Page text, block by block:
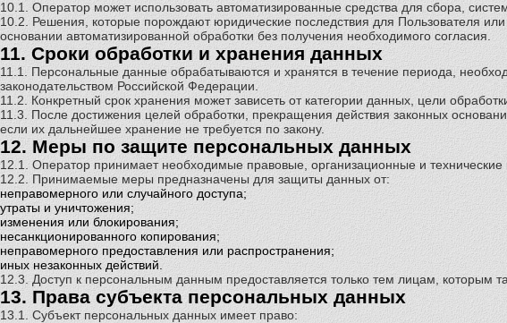
10.1. Оператор может использовать автоматизированные средства для сбора,
10.2. Решения, которые порождают юридические последствия для Пользователя
основании автоматизированной обработки без получения необходимого согласия.
11. Сроки обработки и хранения данных
11.1. Персональные данные обрабатываются и хранятся в течение периода,
законодательством Российской Федерации.
11.2. Конкретный срок хранения может зависеть от категории данных, цели
11.3. После достижения целей обработки, прекращения действия законных
если их дальнейшее хранение не требуется по закону.
12. Меры по защите персональных данных
12.1. Оператор принимает необходимые правовые, организационные и
12.2. Принимаемые меры предназначены для защиты данных от:
неправомерного или случайного доступа;
утраты и уничтожения;
изменения или блокирования;
несанкционированного копирования;
неправомерного предоставления или распространения;
иных незаконных действий.
12.3. Доступ к персональным данным предоставляется только тем лицам,
13. Права субъекта персональных данных
13.1. Субъект персональных данных имеет право: